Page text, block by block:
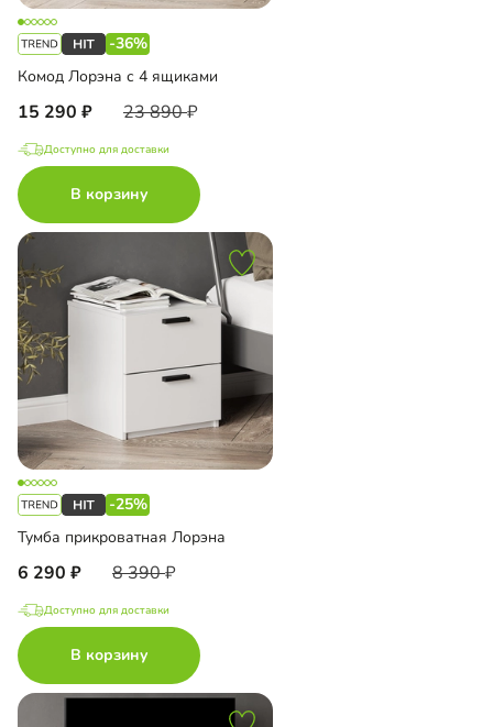
-36%
Комод Лорэна с 4 ящиками
15 290 23 890
Доступно для доставки
В корзину
-25%
Тумба прикроватная Лорэна
6 290 8 390
Доступно для доставки
В корзину